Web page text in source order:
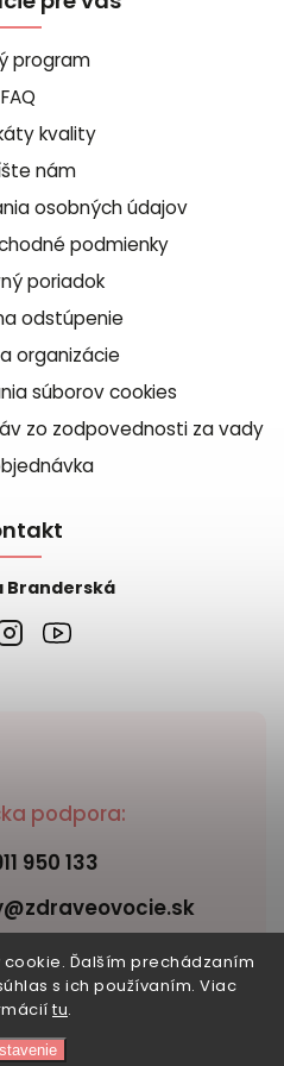
Ďalším prechádzaním
s ich používaním. Viac
tu.
podpora:
950 133
program
FAQ
kvality
nám
osobných údajov
podmienky
poriadok
odstúpenie
organizácie
súborov cookies
zo zodpovednosti za vady
Branderská